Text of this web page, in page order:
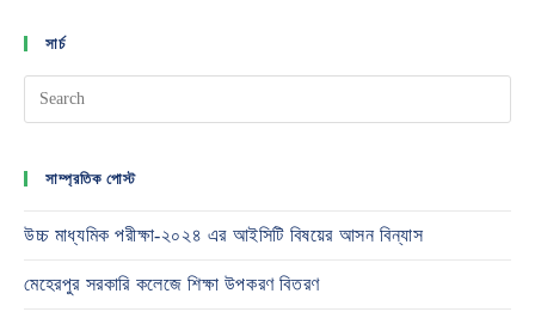
সার্চ
সাম্প্রতিক পোস্ট
উচ্চ মাধ্যমিক পরীক্ষা-২০২৪ এর আইসিটি বিষয়ের আসন বিন্যাস
মেহেরপুর সরকারি কলেজে শিক্ষা উপকরণ বিতরণ